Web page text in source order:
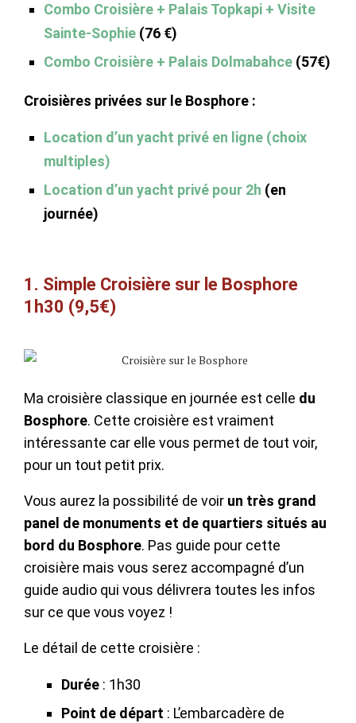
Combo Croisière + Palais Topkapi + Visite
Sainte-Sophie (76 €)
Combo Croisière + Palais Dolmabahce (57€)
Croisières privées sur le Bosphore :
Location d’un yacht privé en ligne (choix
multiples)
Location d’un yacht privé pour 2h (en
journée)
1. Simple Croisière sur le Bosphore
1h30 (9,5€)
Ma croisière classique en journée est celle du
Bosphore. Cette croisière est vraiment
intéressante car elle vous permet de tout voir,
pour un tout petit prix.
Vous aurez la possibilité de voir un très grand
panel de monuments et de quartiers situés au
bord du Bosphore. Pas guide pour cette
croisière mais vous serez accompagné d’un
guide audio qui vous délivrera toutes les infos
sur ce que vous voyez !
Le détail de cette croisière :
Durée : 1h30
Point de départ : L’embarcadère de